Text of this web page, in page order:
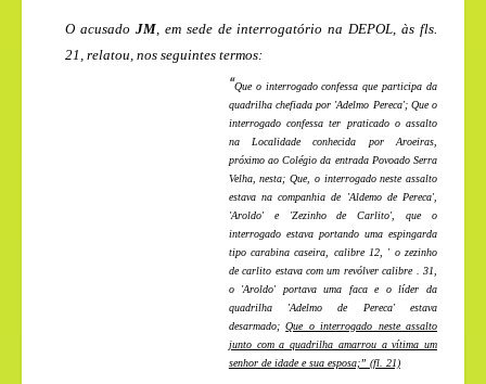
O acusado JM, em sede de interrogatório na DEPOL, às fls.
21, relatou, nos seguintes termos:
“Que o interrogado confessa que participa da
quadrilha chefiada por 'Adelmo Pereca'; Que o
interrogado confessa ter praticado o assalto
na Localidade conhecida por Aroeiras,
próximo ao Colégio da entrada Povoado Serra
Velha, nesta; Que, o interrogado neste assalto
estava na companhia de 'Aldemo de Pereca',
'Aroldo' e 'Zezinho de Carlito', que o
interrogado estava portando uma espingarda
tipo carabina caseira, calibre 12, ' o zezinho
de carlito estava com um revólver calibre . 31,
o 'Aroldo' portava uma faca e o líder da
quadrilha 'Adelmo de Pereca' estava
desarmado;Que o interrogado neste assalto
junto com a quadrilha amarrou a vítima um
senhor de idade e sua esposa;” (fl. 21)